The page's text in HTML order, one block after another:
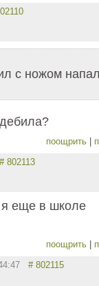
с ножом
поощрить |
# 802113
я еще в школе
поощрить |
# 802115